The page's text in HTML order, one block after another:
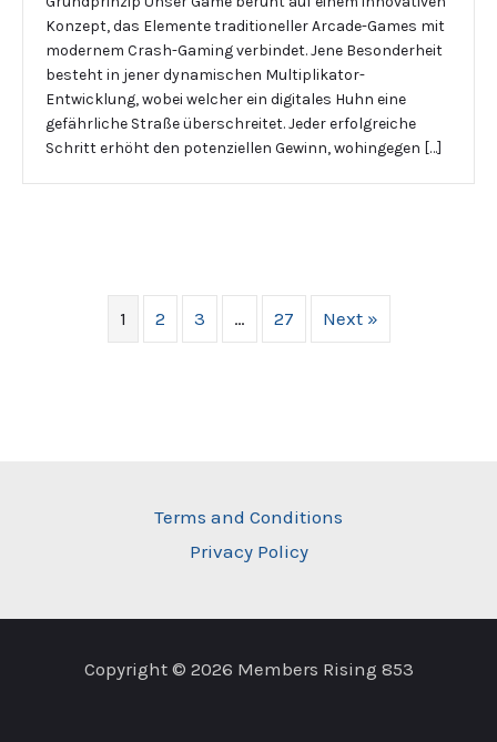
Konzept, das Elemente traditioneller Arcade-Games mit
modernem Crash-Gaming verbindet. Jene Besonderheit
besteht in jener dynamischen Multiplikator-
Entwicklung, wobei welcher ein digitales Huhn eine
gefährliche Straße überschreitet. Jeder erfolgreiche
Schritt erhöht den potenziellen Gewinn, wohingegen […]
1 2 3 … 27 Next »
Terms and Conditions
Privacy Policy
Copyright © 2026 Members Rising 853